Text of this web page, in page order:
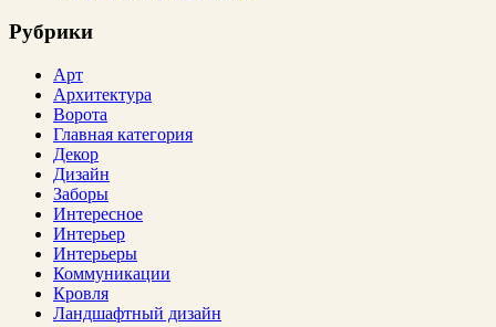
Рубрики
Арт
Архитектура
Ворота
Главная категория
Декор
Дизайн
Заборы
Интересное
Интерьер
Интерьеры
Коммуникации
Кровля
Ландшафтный дизайн